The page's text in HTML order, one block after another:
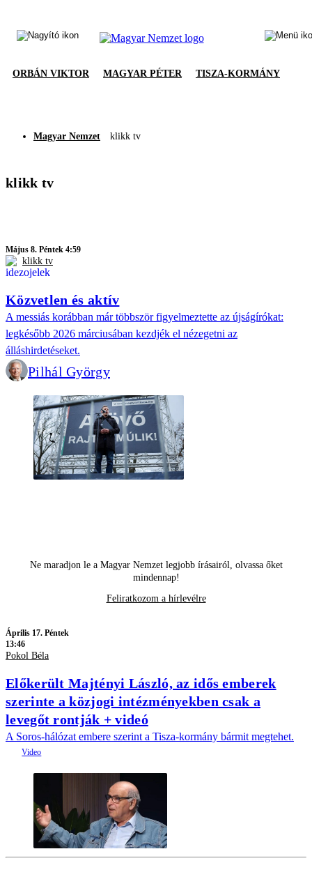
ORBÁN VIKTOR MAGYAR PÉTER TISZA-KORMÁNY
Magyar Nemzet klikk tv
klikk tv
Május 8. Péntek 4:59
klikk tv
Közvetlen és aktív
A messiás korábban már többször figyelmeztette az újságírókat:
legkésőbb 2026 márciusában kezdjék el nézegetni az
álláshirdetéseket.
Pilhál György
Ne maradjon le a Magyar Nemzet legjobb írásairól, olvassa őket
mindennap!
Feliratkozom a hírlevélre
Április 17. Péntek
13:46
Pokol Béla
Előkerült Majtényi László, az idős emberek
szerinte a közjogi intézményekben csak a
levegőt rontják + videó
A Soros-hálózat embere szerint a Tisza-kormány bármit megtehet.